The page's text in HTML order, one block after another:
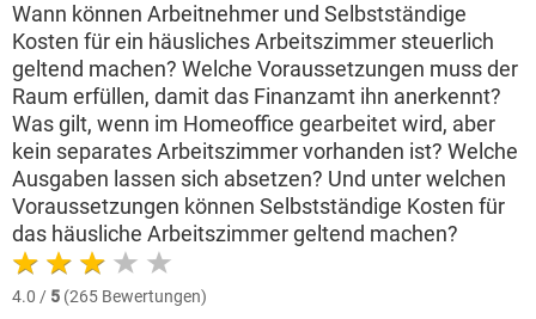
Wann können Arbeitnehmer und Selbstständige
Kosten für ein häusliches Arbeitszimmer steuerlich
geltend machen? Welche Voraussetzungen muss der
Raum erfüllen, damit das Finanzamt ihn anerkennt?
Was gilt, wenn im Homeoffice gearbeitet wird, aber
kein separates Arbeitszimmer vorhanden ist? Welche
Ausgaben lassen sich absetzen? Und unter welchen
Voraussetzungen können Selbstständige Kosten für
das häusliche Arbeitszimmer geltend machen?
4.0 / 5 (265 Bewertungen)